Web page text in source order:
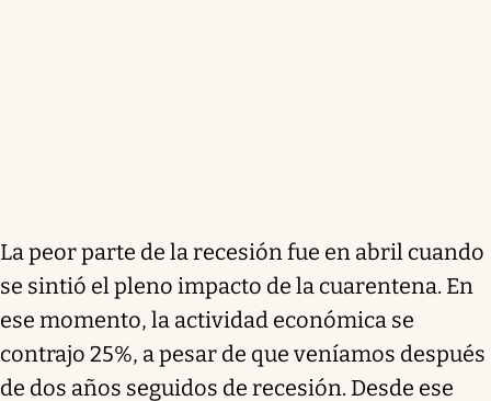
La peor parte de la recesión fue en abril cuando
se sintió el pleno impacto de la cuarentena. En
ese momento, la actividad económica se
contrajo 25%, a pesar de que veníamos después
de dos años seguidos de recesión. Desde ese